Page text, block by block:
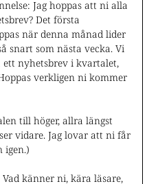
Jag hoppas att ni alla
Det första
när denna månad lider
snart som nästa vecka. Vi
nyhetsbrev i kvartalet,
verkligen ni kommer
till höger, allra längst
vidare. Jag lovar att ni får
igen.)
känner ni, kära läsare,